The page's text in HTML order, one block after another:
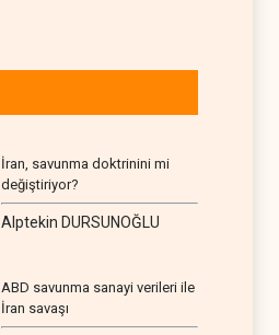
İran, savunma doktrinini mi
değiştiriyor?
Alptekin DURSUNOĞLU
ABD savunma sanayi verileri ile
İran savaşı